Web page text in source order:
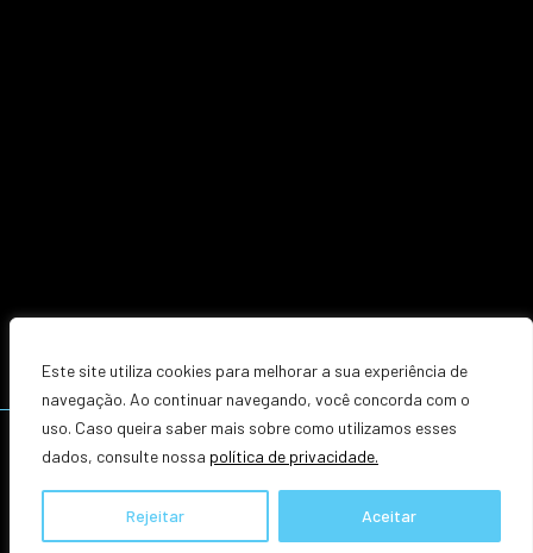
Este site utiliza cookies para melhorar a sua experiência de
navegação. Ao continuar navegando, você concorda com o
uso. Caso queira saber mais sobre como utilizamos esses
dados, consulte nossa política de privacidade.
Rejeitar Aceitar
TODOS OS DIREITOS RESERVADOS. © 2026 | ZACCARIOTTO ADVOGADOS